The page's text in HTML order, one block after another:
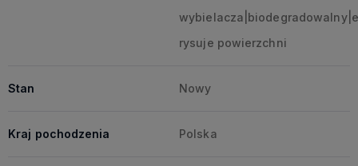
rysuje powierzchni
Stan Nowy
Kraj pochodzenia Polska